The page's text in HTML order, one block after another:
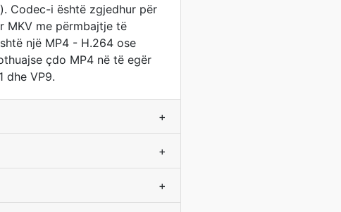
Codec-i është zgjedhur për
MKV me përmbajtje të
një MP4 - H.264 ose
çdo MP4 në të egër
dhe VP9.
+
+
+